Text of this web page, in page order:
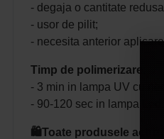
- degaja o cantitate
- usor de pilit;
- necesita anterior
Timp de polimerizare
- 3 min in lampa UV cu
- 90-120 sec in lampa Led.
🛍️Toate produsele